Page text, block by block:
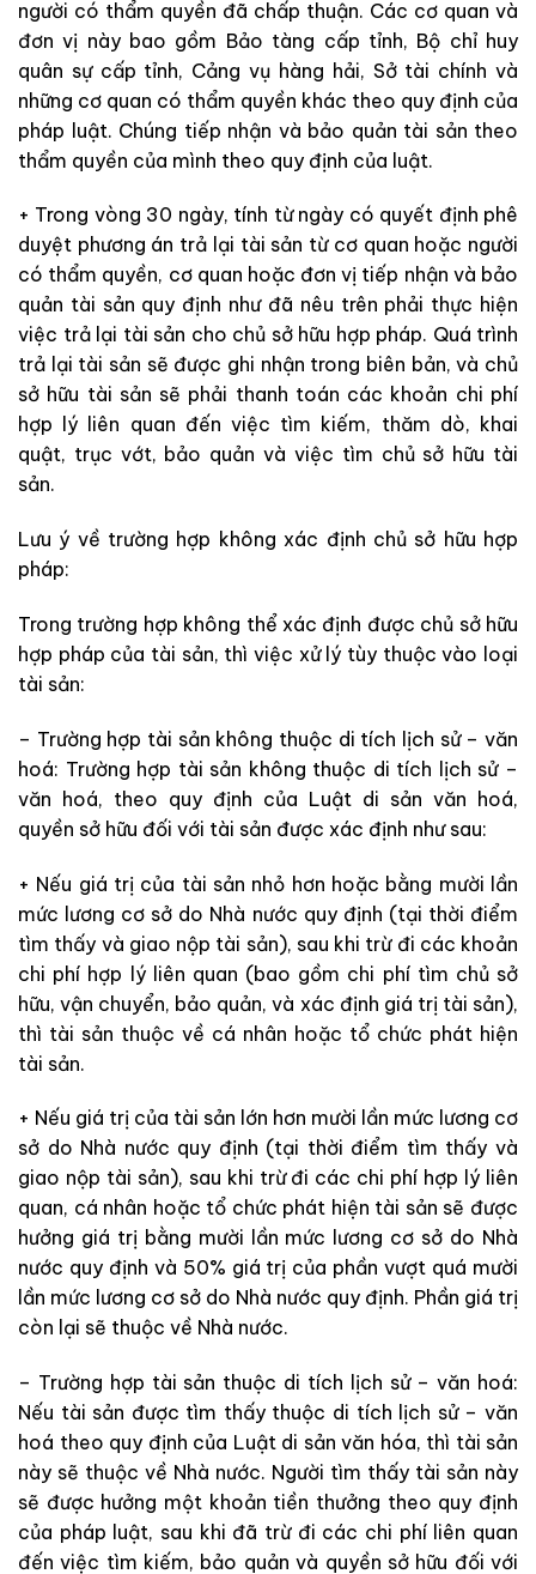
người có thẩm quyền đã chấp thuận. Các cơ quan và
đơn vị này bao gồm Bảo tàng cấp tỉnh, Bộ chỉ huy
quân sự cấp tỉnh, Cảng vụ hàng hải, Sở tài chính và
những cơ quan có thẩm quyền khác theo quy định của
pháp luật. Chúng tiếp nhận và bảo quản tài sản theo
thẩm quyền của mình theo quy định của luật.
+ Trong vòng 30 ngày, tính từ ngày có quyết định phê
duyệt phương án trả lại tài sản từ cơ quan hoặc người
có thẩm quyền, cơ quan hoặc đơn vị tiếp nhận và bảo
quản tài sản quy định như đã nêu trên phải thực hiện
việc trả lại tài sản cho chủ sở hữu hợp pháp. Quá trình
trả lại tài sản sẽ được ghi nhận trong biên bản, và chủ
sở hữu tài sản sẽ phải thanh toán các khoản chi phí
hợp lý liên quan đến việc tìm kiếm, thăm dò, khai
quật, trục vớt, bảo quản và việc tìm chủ sở hữu tài
sản.
Lưu ý về trường hợp không xác định chủ sở hữu hợp
pháp:
Trong trường hợp không thể xác định được chủ sở hữu
hợp pháp của tài sản, thì việc xử lý tùy thuộc vào loại
tài sản:
– Trường hợp tài sản không thuộc di tích lịch sử – văn
hoá: Trường hợp tài sản không thuộc di tích lịch sử –
văn hoá, theo quy định của Luật di sản văn hoá,
quyền sở hữu đối với tài sản được xác định như sau:
+ Nếu giá trị của tài sản nhỏ hơn hoặc bằng mười lần
mức lương cơ sở do Nhà nước quy định (tại thời điểm
tìm thấy và giao nộp tài sản), sau khi trừ đi các khoản
chi phí hợp lý liên quan (bao gồm chi phí tìm chủ sở
hữu, vận chuyển, bảo quản, và xác định giá trị tài sản),
thì tài sản thuộc về cá nhân hoặc tổ chức phát hiện
tài sản.
+ Nếu giá trị của tài sản lớn hơn mười lần mức lương cơ
sở do Nhà nước quy định (tại thời điểm tìm thấy và
giao nộp tài sản), sau khi trừ đi các chi phí hợp lý liên
quan, cá nhân hoặc tổ chức phát hiện tài sản sẽ được
hưởng giá trị bằng mười lần mức lương cơ sở do Nhà
nước quy định và 50% giá trị của phần vượt quá mười
lần mức lương cơ sở do Nhà nước quy định. Phần giá trị
còn lại sẽ thuộc về Nhà nước.
– Trường hợp tài sản thuộc di tích lịch sử – văn hoá:
Nếu tài sản được tìm thấy thuộc di tích lịch sử – văn
hoá theo quy định của Luật di sản văn hóa, thì tài sản
này sẽ thuộc về Nhà nước. Người tìm thấy tài sản này
sẽ được hưởng một khoản tiền thưởng theo quy định
của pháp luật, sau khi đã trừ đi các chi phí liên quan
đến việc tìm kiếm, bảo quản và quyền sở hữu đối với